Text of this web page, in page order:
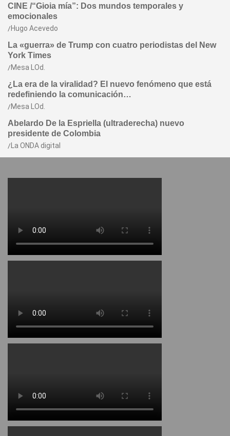
CINE /“Gioia mía”: Dos mundos temporales y
emocionales
Hugo Acevedo
La «guerra» de Trump con cuatro periodistas del New
York Times
Mesa LOd.
¿La era de la viralidad? El nuevo fenómeno que está
redefiniendo la comunicación…
Mesa LOd.
Abelardo De la Espriella (ultraderecha) nuevo
presidente de Colombia
La ONDA digital